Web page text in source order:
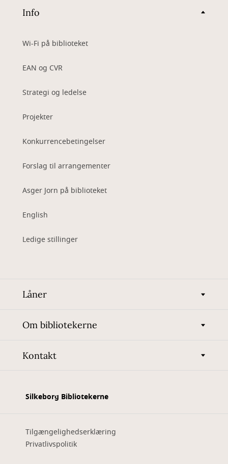
Info
Wi-Fi på biblioteket
EAN og CVR
Strategi og ledelse
Projekter
Konkurrencebetingelser
Forslag til arrangementer
Asger Jorn på biblioteket
English
Ledige stillinger
Låner
Om bibliotekerne
Kontakt
Silkeborg Bibliotekerne
Tilgængelighedserklæring
Privatlivspolitik